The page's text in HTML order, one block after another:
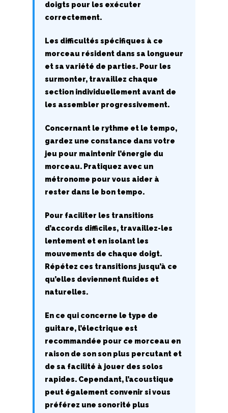
doigts pour les exécuter
correctement.
Les difficultés spécifiques à ce
morceau résident dans sa longueur
et sa variété de parties. Pour les
surmonter, travaillez chaque
section individuellement avant de
les assembler progressivement.
Concernant le rythme et le tempo,
gardez une constance dans votre
jeu pour maintenir l’énergie du
morceau. Pratiquez avec un
métronome pour vous aider à
rester dans le bon tempo.
Pour faciliter les transitions
d’accords difficiles, travaillez-les
lentement et en isolant les
mouvements de chaque doigt.
Répétez ces transitions jusqu’à ce
qu’elles deviennent fluides et
naturelles.
En ce qui concerne le type de
guitare, l’électrique est
recommandée pour ce morceau en
raison de son son plus percutant et
de sa facilité à jouer des solos
rapides. Cependant, l’acoustique
peut également convenir si vous
préférez une sonorité plus
M
N
O
P
Q
R
S
T
U
V
W
Y
Z
Nouvelles tabs
Top 100
Accords de guitare